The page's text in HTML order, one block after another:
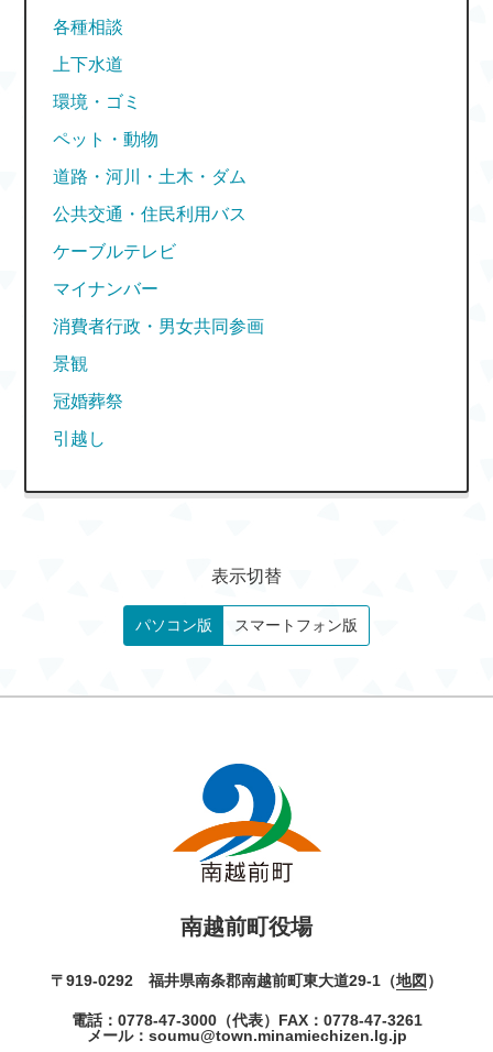
各種相談
上下水道
環境・ゴミ
ペット・動物
道路・河川・土木・ダム
公共交通・住民利用バス
ケーブルテレビ
マイナンバー
消費者行政・男女共同参画
景観
冠婚葬祭
引越し
表示切替
パソコン版 スマートフォン版
南越前町役場
〒919-0292 福井県南条郡南越前町東大道29-1（地図 ）
電話： 0778-47-3000（代表） FAX：0778-47-3261
メール： soumu@town.minamiechizen.lg.jp